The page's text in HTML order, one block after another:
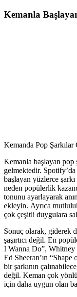
Kemanla
Kemanda Pop Şarkılar
Kemanla başlayan pop
gelmektedir.
başlayan yüzlerce
neden popülerlik
tonunu ayarlayarak
ekleyin. Ayrıca
çok çeşitli duygulara
Sonuç olarak, giderek
şaşırtıcı değil. En
I Wanna Do”,
Ed Sheeran’ın
bir şarkının
değil. Keman çok
için daha uygun olan